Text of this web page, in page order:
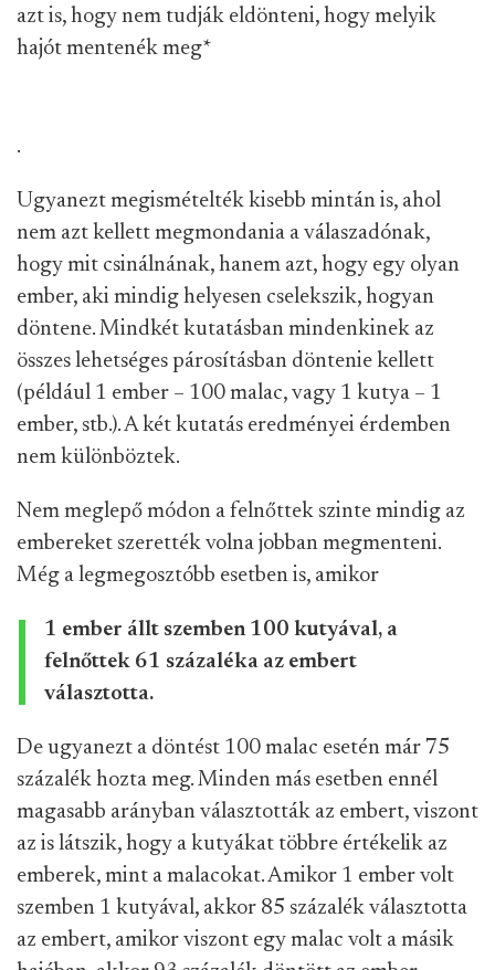
azt is, hogy nem tudják eldönteni, hogy melyik
hajót mentenék meg*
.
Ugyanezt megismételték kisebb mintán is, ahol
nem azt kellett megmondania a válaszadónak,
hogy mit csinálnának, hanem azt, hogy egy olyan
ember, aki mindig helyesen cselekszik, hogyan
döntene. Mindkét kutatásban mindenkinek az
összes lehetséges párosításban döntenie kellett
(például 1 ember – 100 malac, vagy 1 kutya – 1
ember, stb.). A két kutatás eredményei érdemben
nem különböztek.
Nem meglepő módon a felnőttek szinte mindig az
embereket szerették volna jobban megmenteni.
Még a legmegosztóbb esetben is, amikor
1 ember állt szemben 100 kutyával, a
felnőttek 61 százaléka az embert
választotta.
De ugyanezt a döntést 100 malac esetén már 75
százalék hozta meg. Minden más esetben ennél
magasabb arányban választották az embert, viszont
az is látszik, hogy a kutyákat többre értékelik az
emberek, mint a malacokat. Amikor 1 ember volt
szemben 1 kutyával, akkor 85 százalék választotta
az embert, amikor viszont egy malac volt a másik